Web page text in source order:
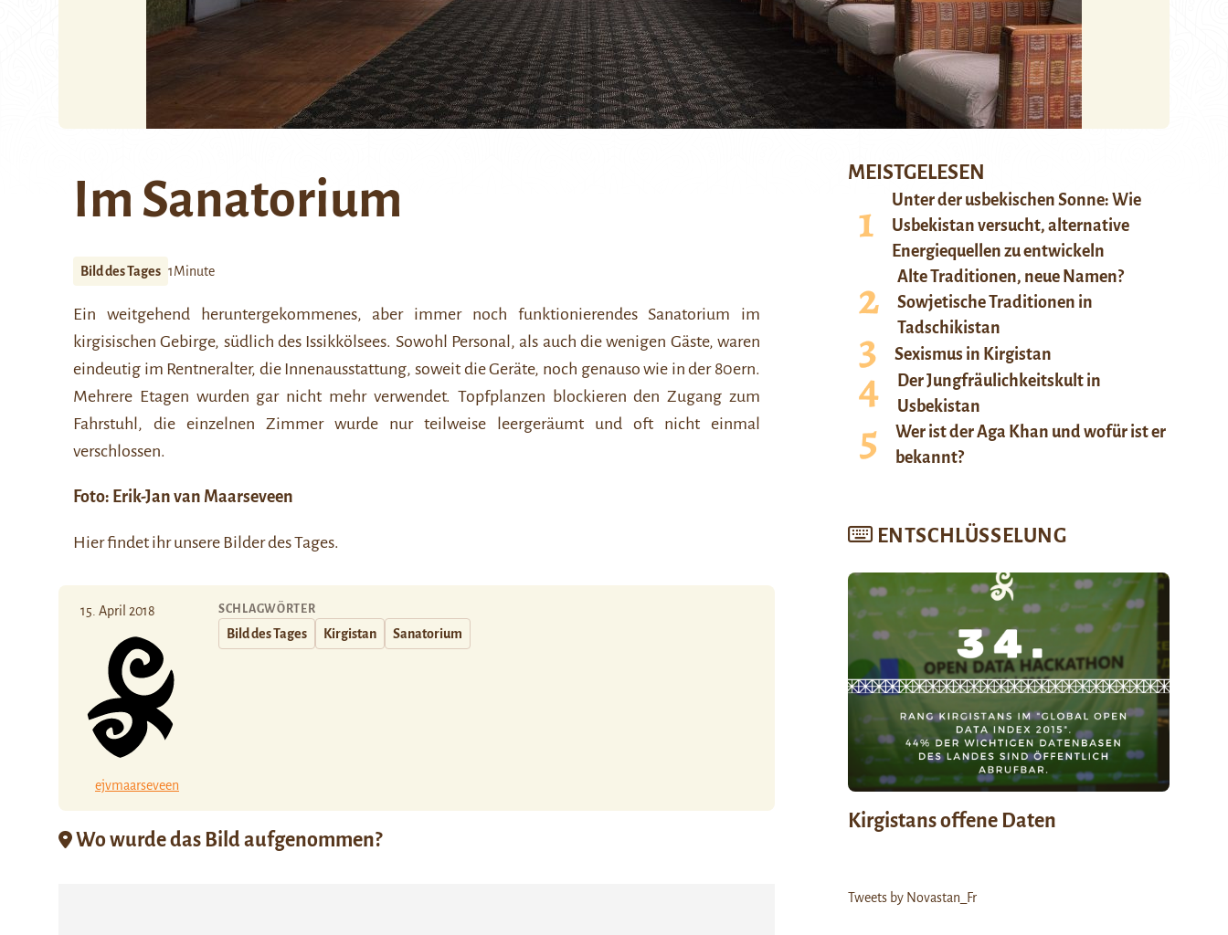
Im Sanatorium
Bild des Tages 1Minute
Ein weitgehend heruntergekommenes, aber immer noch funktionierendes Sanatorium im
kirgisischen Gebirge, südlich des Issikkölsees. Sowohl Personal, als auch die wenigen Gäste, waren
eindeutig im Rentneralter, die Innenausstattung, soweit die Geräte, noch genauso wie in der 80ern.
Mehrere Etagen wurden gar nicht mehr verwendet. Topfplanzen blockieren den Zugang zum
Fahrstuhl, die einzelnen Zimmer wurde nur teilweise leergeräumt und oft nicht einmal
verschlossen.
Foto: Erik-Jan van Maarseveen
Hierfindet ihr unsere Bilder des Tages.
15. April 2018
ejvmaarseveen
SCHLAGWÖRTER
Bild des Tages Kirgistan Sanatorium
Wo wurde das Bild aufgenommen?
MEISTGELESEN
Unter der usbekischen Sonne: Wie
Usbekistan versucht, alternative
Energiequellen zu entwickeln
Alte Traditionen, neue Namen?
Sowjetische Traditionen in
Tadschikistan
Sexismus in Kirgistan
Der Jungfräulichkeitskult in
Usbekistan
Wer ist der Aga Khan und wofür ist er
bekannt?
ENTSCHLÜSSELUNG
Kirgistans offene Daten
Tweets by Novastan_Fr